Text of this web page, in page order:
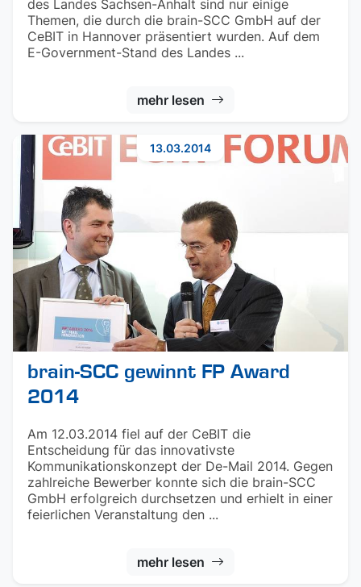
des Landes Sachsen-Anhalt sind nur einige
Themen, die durch die brain-SCC GmbH auf der
CeBIT in Hannover präsentiert wurden. Auf dem
E-Government-Stand des Landes ...
mehr lesen
brain-SCC gewinnt FP Award
2014
Am 12.03.2014 fiel auf der CeBIT die
Entscheidung für das innovativste
Kommunikationskonzept der De-Mail 2014. Gegen
zahlreiche Bewerber konnte sich die brain-SCC
GmbH erfolgreich durchsetzen und erhielt in einer
feierlichen Veranstaltung den ...
mehr lesen
13.03.2014